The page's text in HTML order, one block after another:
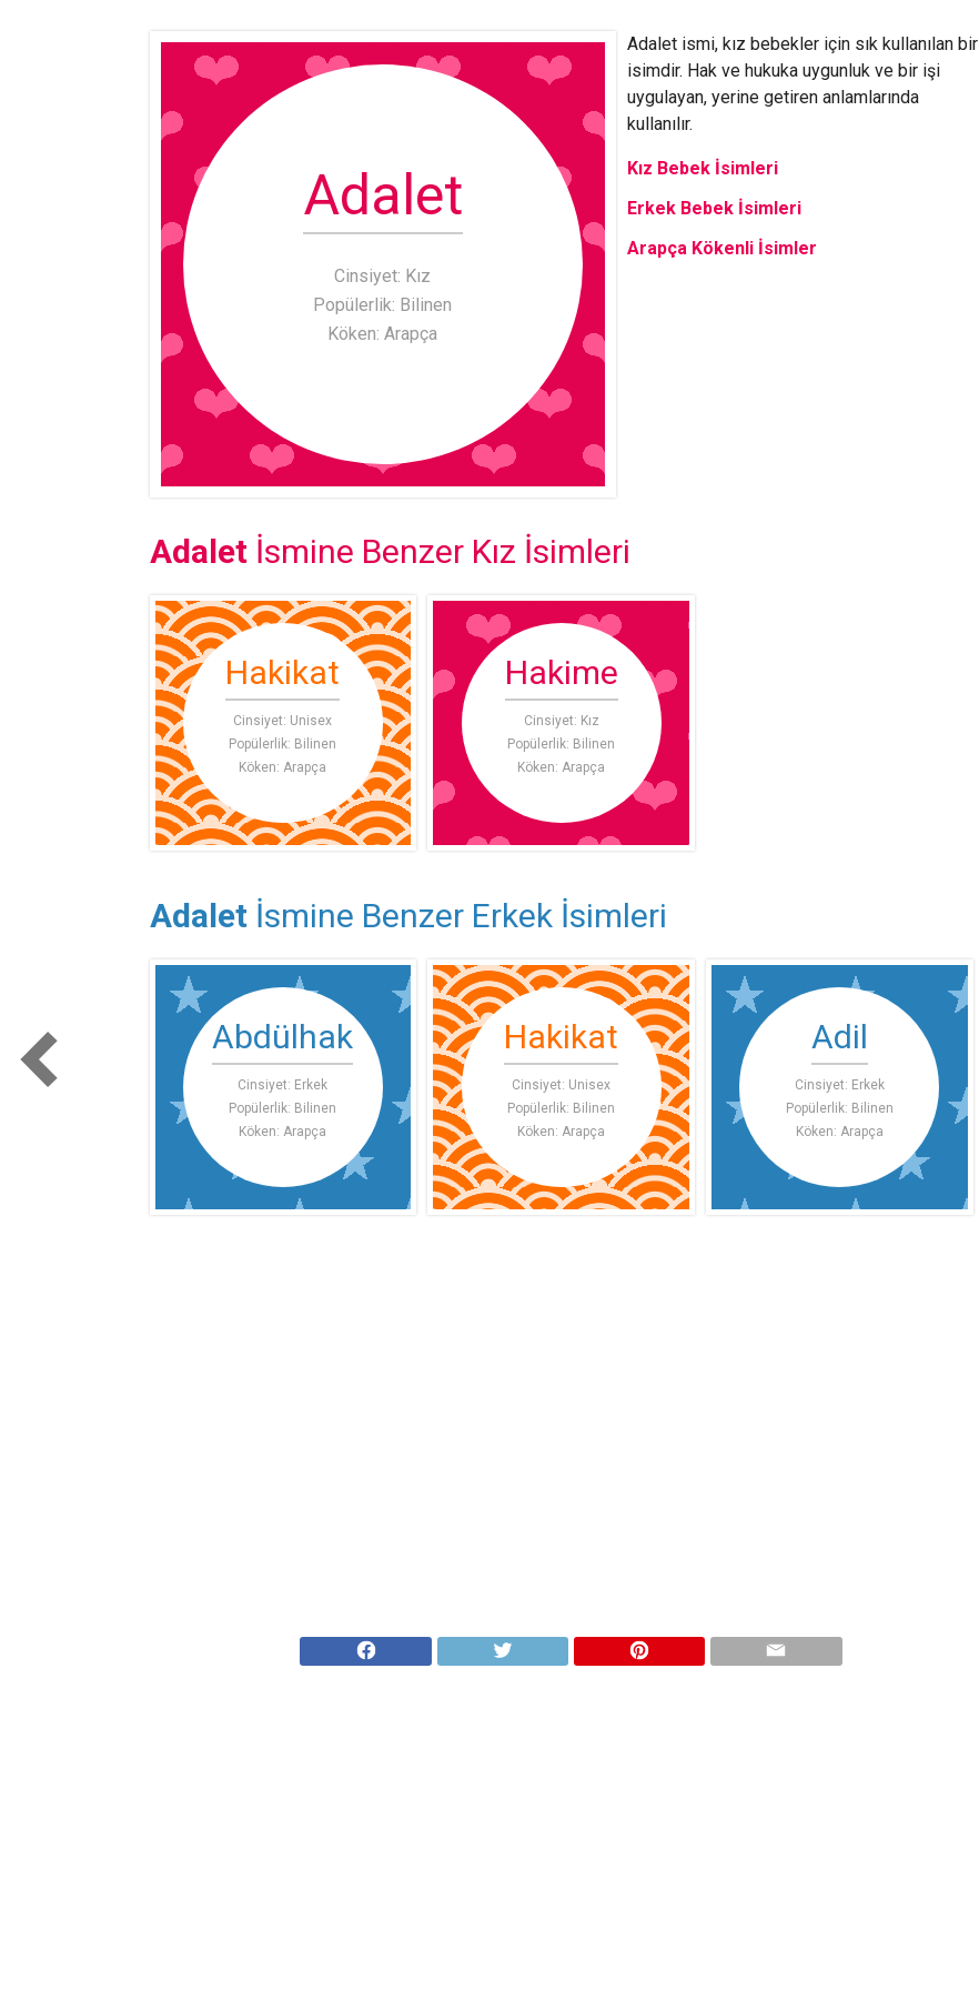
Adalet
Cinsiyet: Kız
Popülerlik: Bilinen
Köken: Arapça
Adalet ismi, kız bebekler için sık kullanılan bir
isimdir. Hak ve hukuka uygunluk ve bir işi
uygulayan, yerine getiren anlamlarında
kullanılır.
Kız Bebek İsimleri
Erkek Bebek İsimleri
Arapça Kökenli İsimler
Adalet İsmine Benzer Kız İsimleri
Hakikat
Cinsiyet: Unisex
Popülerlik: Bilinen
Köken: Arapça
Hakime
Cinsiyet: Kız
Popülerlik: Bilinen
Köken: Arapça
Adalet İsmine Benzer Erkek İsimleri
Abdülhak
Cinsiyet: Erkek
Popülerlik: Bilinen
Köken: Arapça
Hakikat
Cinsiyet: Unisex
Popülerlik: Bilinen
Köken: Arapça
Adil
Cinsiyet: Erkek
Popülerlik: Bilinen
Köken: Arapça